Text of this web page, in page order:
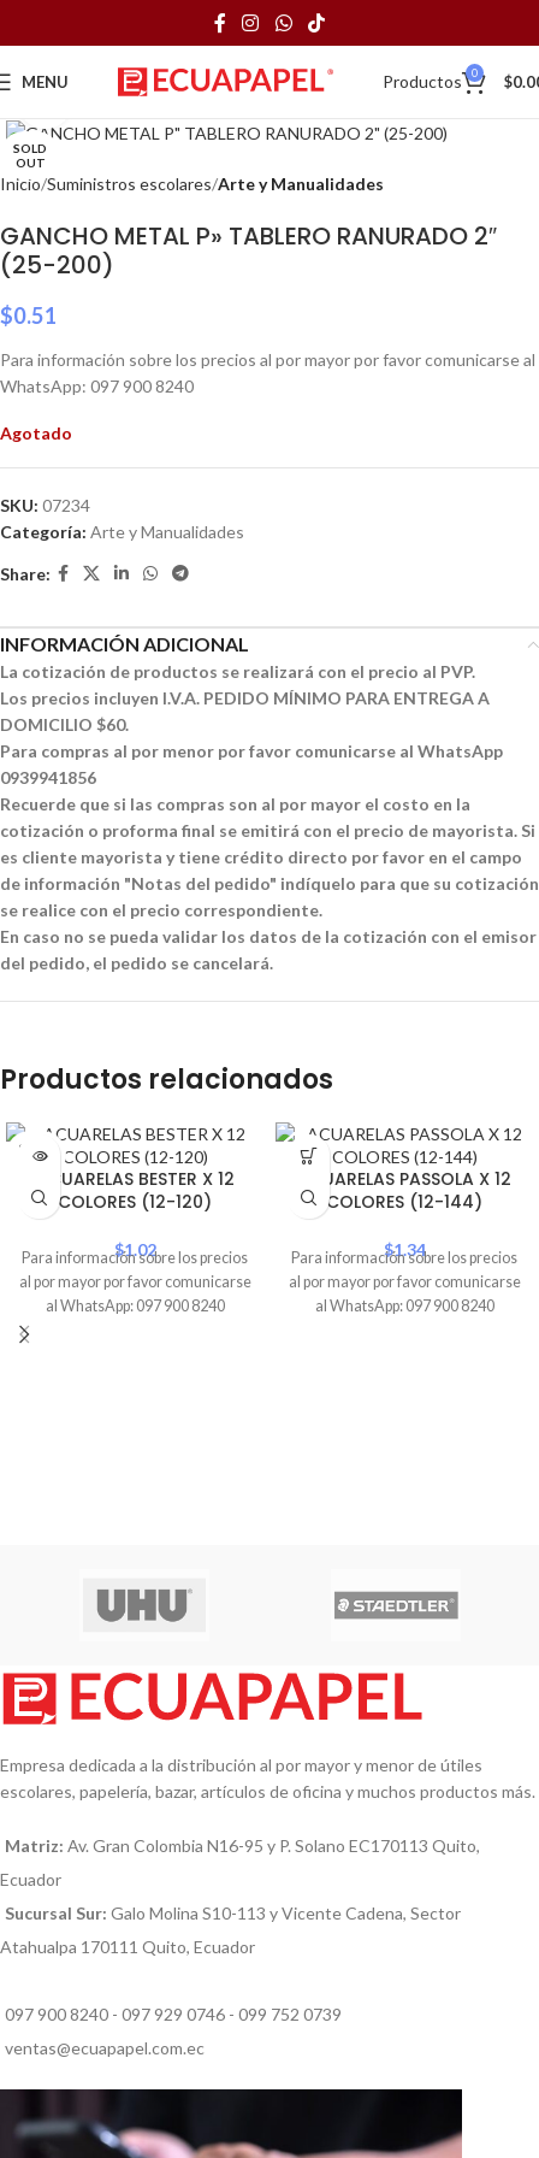
MENU Productos 0 $
SOLD
OUT
Click to enlarge
Inicio Suministros escolares Arte y Manualidades
GANCHO METAL P» TABLERO RANURADO 2″
(25-200)
$0.51
Para información sobre los precios al por mayor por favor comunicarse al
WhatsApp: 097 900 8240
Agotado
SKU: 07234
Categoría: Arte y Manualidades
Share:
INFORMACIÓN ADICIONAL
La cotización de productos se realizará con el precio al PVP.
Los precios incluyen I.V.A. PEDIDO MÍNIMO PARA ENTREGA A
DOMICILIO $60.
Para compras al por menor por favor comunicarse al WhatsApp
0939941856
Recuerde que si las compras son al por mayor el costo en la
cotización o proforma final se emitirá con el precio de mayorista. Si
es cliente mayorista y tiene crédito directo por favor en el campo
de información "Notas del pedido" indíquelo para que su cotización
se realice con el precio correspondiente.
En caso no se pueda validar los datos de la cotización con el emisor
del pedido, el pedido se cancelará.
Productos relacionados
SOLD
OUT
ACUARELAS BESTER X 12
COLORES (12-120)
$1.02
Para información sobre los precios
al por mayor por favor comunicarse
al WhatsApp: 097 900 8240
ACUARELAS PASSOLA X 12
COLORES (12-144)
$1.34
Para información sobre los precios
al por mayor por favor comunicarse
al WhatsApp: 097 900 8240
Empresa dedicada a la distribución al por mayor y menor de útiles
escolares, papelería, bazar, artículos de oficina y muchos productos más.
Matriz: Av. Gran Colombia N16-95 y P. Solano EC170113 Quito,
Ecuador
Sucursal Sur: Galo Molina S10-113 y Vicente Cadena, Sector
Atahualpa 170111 Quito, Ecuador
097 900 8240 - 097 929 0746 - 099 752 0739
ventas@ecuapapel.com.ec